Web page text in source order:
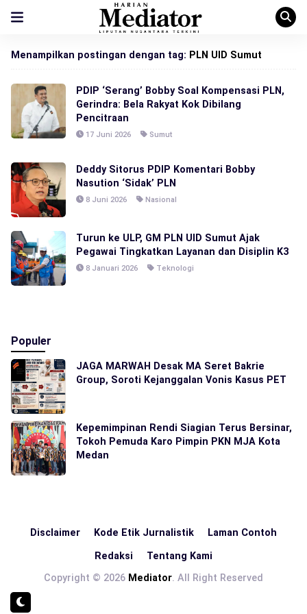
Menampilkan postingan dengan tag: PLN UID Sumut
PDIP ‘Serang’ Bobby Soal Kompensasi PLN,
Gerindra: Bela Rakyat Kok Dibilang
Pencitraan
17 Juni 2026 Sumut
Deddy Sitorus PDIP Komentari Bobby
Nasution ‘Sidak’ PLN
8 Juni 2026 Nasional
Turun ke ULP, GM PLN UID Sumut Ajak
Pegawai Tingkatkan Layanan dan Disiplin K3
8 Januari 2026 Teknologi
Populer
JAGA MARWAH Desak MA Seret Bakrie
Group, Soroti Kejanggalan Vonis Kasus PET
Kepemimpinan Rendi Siagian Terus Bersinar,
Tokoh Pemuda Karo Pimpin PKN MJA Kota
Medan
Disclaimer Kode Etik Jurnalistik Laman Contoh
Redaksi
Tentang Kami
Copyright © 2026 Mediator. All Right Reserved